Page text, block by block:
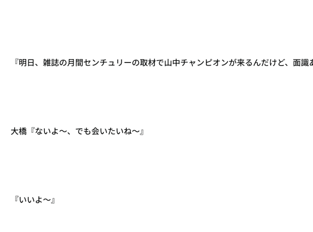
『明日、雑誌の月間センチュリーの取材で山中チャンピオンが来るんだけど、面識
大橋『ないよ〜、でも会いたいね〜』
『いいよ〜』